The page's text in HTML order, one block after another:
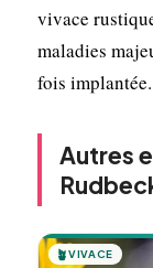
vivace
maladies
fois implantée.
Autres
🪴VIVACE